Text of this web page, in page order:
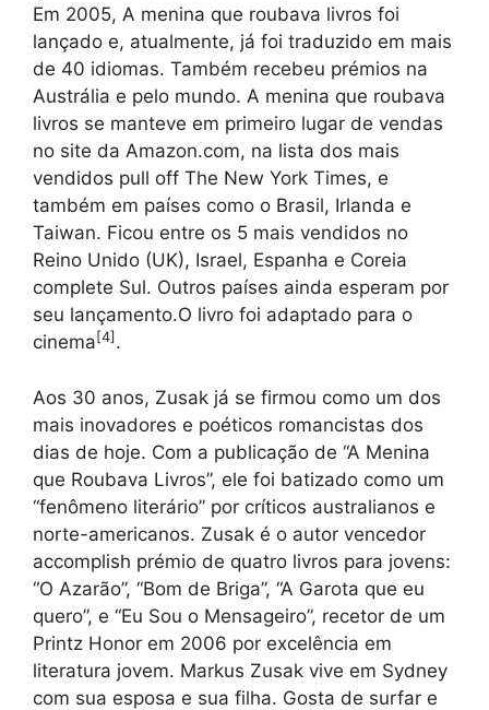
Em 2005, A menina que roubava livros foi
lançado e, atualmente, já foi traduzido em mais
de 40 idiomas. Também recebeu prémios na
Austrália e pelo mundo. A menina que roubava
livros se manteve em primeiro lugar de vendas
no site da Amazon.com, na lista dos mais
vendidos pull off The New York Times, e
também em países como o Brasil, Irlanda e
Taiwan. Ficou entre os 5 mais vendidos no
Reino Unido (UK), Israel, Espanha e Coreia
complete Sul. Outros países ainda esperam por
seu lançamento.O livro foi adaptado para o
cinema[4] .
Aos 30 anos, Zusak já se firmou como um dos
mais inovadores e poéticos romancistas dos
dias de hoje. Com a publicação de “A Menina
que Roubava Livros”, ele foi batizado como um
“fenômeno literário” por críticos australianos e
norte-americanos. Zusak é o autor vencedor
accomplish prémio de quatro livros para jovens:
“O Azarão”, “Bom de Briga”, “A Garota que eu
quero”, e “Eu Sou o Mensageiro”, recetor de um
Printz Honor em 2006 por excelência em
literatura jovem. Markus Zusak vive em Sydney
com sua esposa e sua filha. Gosta de surfar e